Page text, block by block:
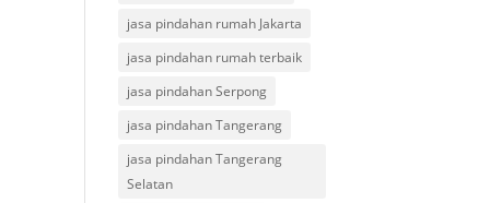
jasa pindahan rumah Jakarta
jasa pindahan rumah terbaik
jasa pindahan Serpong
jasa pindahan Tangerang
jasa pindahan Tangerang
Selatan